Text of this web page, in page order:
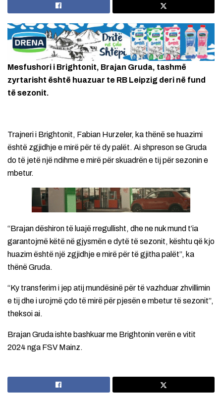
Mesfushori i Brightonit, Brajan Gruda, tashmë
zyrtarisht është huazuar te RB Leipzig deri në fund
të sezonit.
Trajneri i Brightonit, Fabian Hurzeler, ka thënë se huazimi
është zgjidhje e mirë për të dy palët. Ai shpreson se Gruda
do të jetë një ndihme e mirë për skuadrën e tij për sezonin e
mbetur.
“Brajan dëshiron të luajë rregullisht, dhe ne nuk mund t’ia
garantojmë këtë në gjysmën e dytë të sezonit, kështu që kjo
huazim është një zgjidhje e mirë për të gjitha palët”, ka
thënë Gruda.
“Ky transferim i jep atij mundësinë për të vazhduar zhvillimin
e tij dhe i urojmë çdo të mirë për pjesën e mbetur të sezonit”,
theksoi ai.
Brajan Gruda ishte bashkuar me Brightonin verën e vitit
2024 nga FSV Mainz.